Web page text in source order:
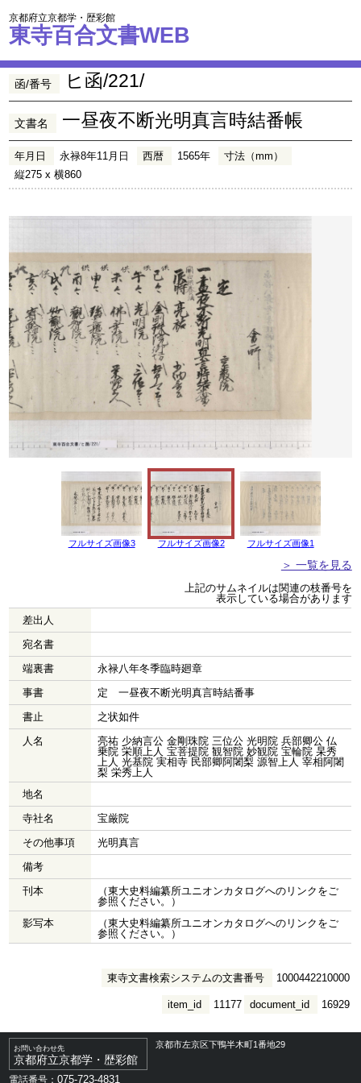
京都府立京都学・歴彩館
東寺百合文書WEB
函/番号 ヒ函/221/
文書名 一昼夜不断光明真言時結番帳
年月日 永禄8年11月日 西暦 1565年
寸法（mm）
縦275 x 横860
フルサイズ画像3 フルサイズ画像2 フルサイズ画像1
＞ 一覧を見る
上記のサムネイルは関連の枝番号を
表示している場合があります
差出人
宛名書
端裏書
永禄八年冬季臨時廻章
事書
定 一昼夜不断光明真言時結番事
書止
之状如件
人名
亮祐 少納言公 金剛珠院 三位公 光明院 兵部卿公 仏
乗院 栄順上人 宝菩提院 観智院 妙観院 宝輪院 杲秀
上人 光基院 実相寺 民部卿阿闍梨 源智上人 宰相阿闍
梨 栄秀上人
地名
寺社名
宝厳院
その他事項
光明真言
備考
刊本
（東大史料編纂所ユニオンカタログへのリンクをご
参照ください。）
影写本
（東大史料編纂所ユニオンカタログへのリンクをご
参照ください。）
東寺文書検索システムの文書番号 1000442210000
document_id 16929
item_id 11177
お問い合わせ先
京都府立京都学・歴彩館
京都市左京区下鴨半木町1番地29
電話番号：075-723-4831